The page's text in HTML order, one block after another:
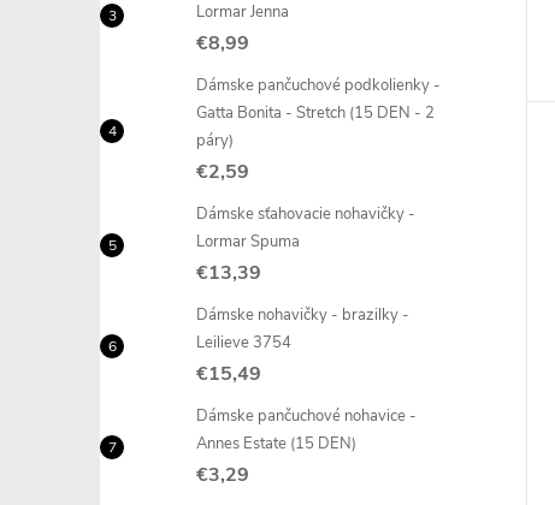
Lormar Jenna
€8,99
Dámske pančuchové podkolienky -
Gatta Bonita - Stretch (15 DEN - 2
páry)
€2,59
Dámske sťahovacie nohavičky -
Lormar Spuma
€13,39
Dámske nohavičky - brazilky -
Leilieve 3754
€15,49
Dámske pančuchové nohavice -
Annes Estate (15 DEN)
€3,29